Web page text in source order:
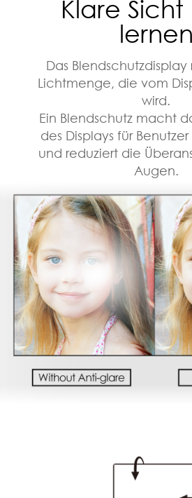
Klare
lernen
Das
Lichtmenge, die vom
wird.
Ein Blendschutz macht
des Displays für
und reduziert die
Augen.